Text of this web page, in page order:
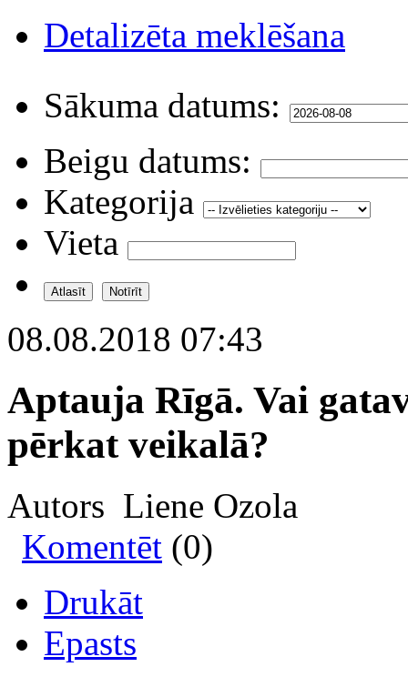
Detalizēta meklēšana
Sākuma datums:
Beigu datums:
Kategorija
Vieta
08.08.2018 07:43
Aptauja Rīgā. Vai
pērkat veikalā?
Autors Liene Ozola
Komentēt (0)
Drukāt
Epasts